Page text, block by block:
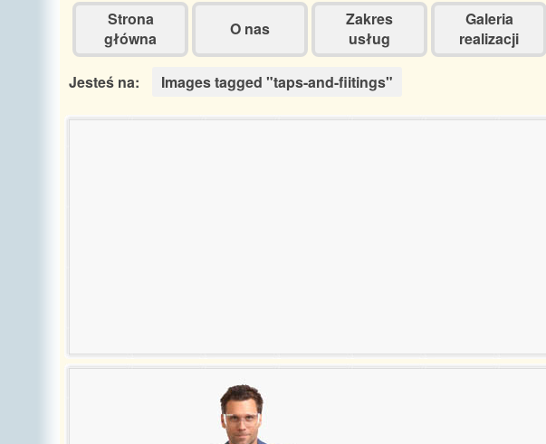
Strona
główna
O nas
Zakres
usług
Galeria
realizacji
Jesteś na: Images tagged "taps-and-fiitings"